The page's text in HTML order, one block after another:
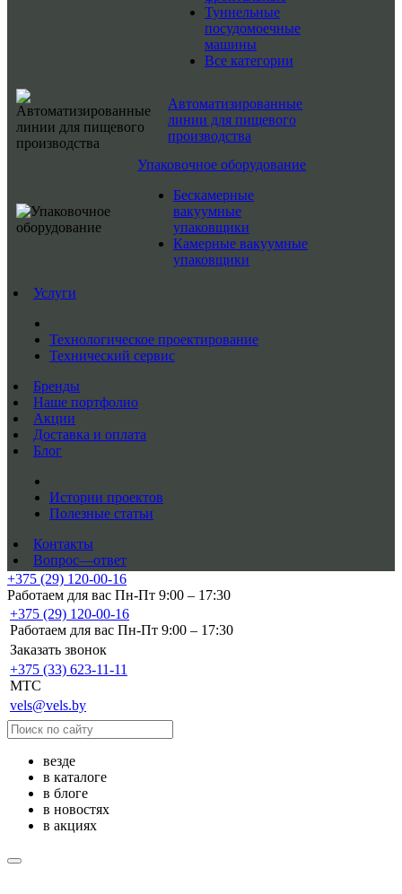
Туннельные
посудомоечные
машины
Все категории
Автоматизированные
линии для пищевого
производства
Упаковочное оборудование
Бескамерные
вакуумные
упаковщики
Камерные вакуумные
упаковщики
Услуги
Технологическое проектирование
Технический сервис
Бренды
Наше портфолио
Акции
Доставка и оплата
Блог
Истории проектов
Полезные статьи
Контакты
Вопрос—ответ
+375 (29) 120-00-16
Работаем для вас Пн-Пт 9:00 – 17:30
+375 (29) 120-00-16
Работаем для вас Пн-Пт 9:00 – 17:30
Заказать звонок
+375 (33) 623-11-11
MTC
vels@vels.by
везде
в каталоге
в блоге
в новостях
в акциях